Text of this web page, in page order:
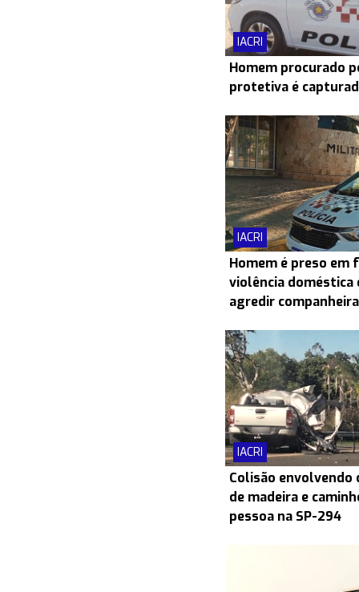
IACRI
Homem procurado
protetiva é
IACRI
Homem é preso
violência doméstica
agredir
IACRI
Colisão envolvendo
de madeira e
pessoa na SP-294